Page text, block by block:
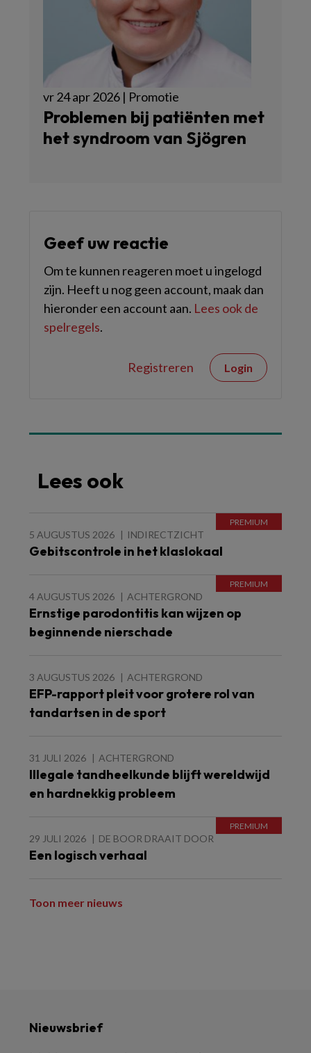
vr 24 apr 2026 | Promotie
Problemen bij patiënten met
het syndroom van Sjögren
Geef uw reactie
Om te kunnen reageren moet u ingelogd
zijn. Heeft u nog geen account, maak dan
hieronder een account aan. Lees ook de
spelregels.
Registreren Login
Lees ook
5 AUGUSTUS 2026 INDIRECTZICHT
Gebitscontrole in het klaslokaal
4 AUGUSTUS 2026 ACHTERGROND
Ernstige parodontitis kan wijzen op
beginnende nierschade
3 AUGUSTUS 2026 ACHTERGROND
EFP-rapport pleit voor grotere rol van
tandartsen in de sport
31 JULI 2026 ACHTERGROND
Illegale tandheelkunde blijft wereldwijd
en hardnekkig probleem
29 JULI 2026 DE BOOR DRAAIT DOOR
Een logisch verhaal
Toon meer nieuws
Nieuwsbrief